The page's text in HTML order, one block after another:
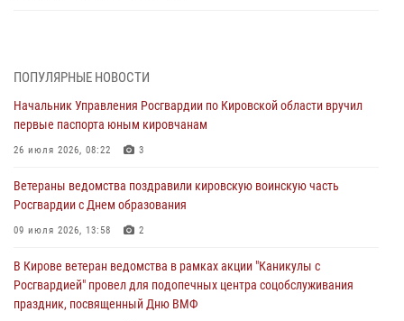
04 августа 2026, 09:30
В Кирове росгвардейцы задержали подозреваемого в грабеже
03 августа 2026, 09:01
митинге в честь Дня воздушно-десантных войск
03 августа 2026, 08:45
магазина
02 августа 2026, 07:00
ПОПУЛЯРНЫЕ НОВОСТИ
Начальник Управления Росгвардии по Кировской области вручил
первые паспорта юным кировчанам
26 июля 2026, 08:22 3
Ветераны ведомства поздравили кировскую воинскую часть
Росгвардии с Днем образования
09 июля 2026, 13:58 2
В Кирове ветеран ведомства в рамках акции "Каникулы с
Росгвардией" провел для подопечных центра соцобслуживания
праздник, посвященный Дню ВМФ